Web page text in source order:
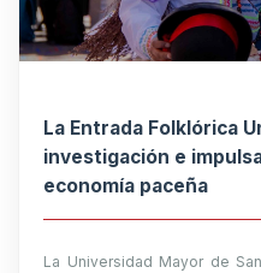
La Entrada Folklórica
investigación e
economía paceña
La Universidad Mayor de